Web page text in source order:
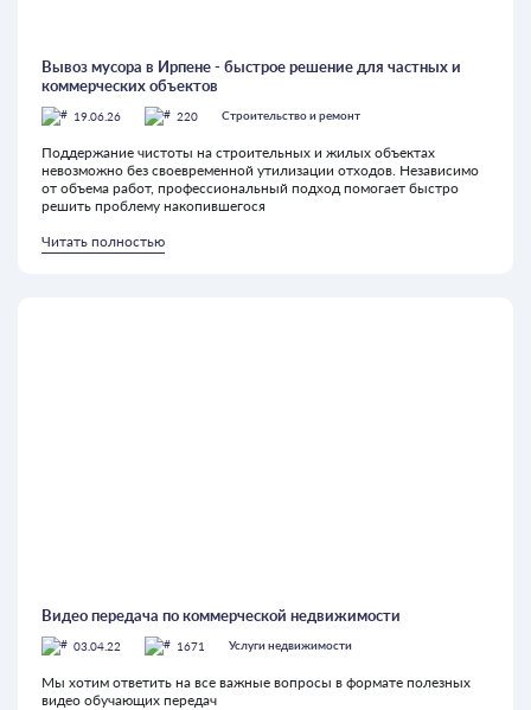
Вывоз мусора в Ирпене - быстрое решение для частных и
коммерческих объектов
19.06.26 220 Строительство и ремонт
Поддержание чистоты на строительных и жилых объектах
невозможно без своевременной утилизации отходов. Независимо
от объема работ, профессиональный подход помогает быстро
решить проблему накопившегося
Читать полностью
Видео передача по коммерческой недвижимости
03.04.22 1671 Услуги недвижимости
Мы хотим ответить на все важные вопросы в формате полезных
видео обучающих передач